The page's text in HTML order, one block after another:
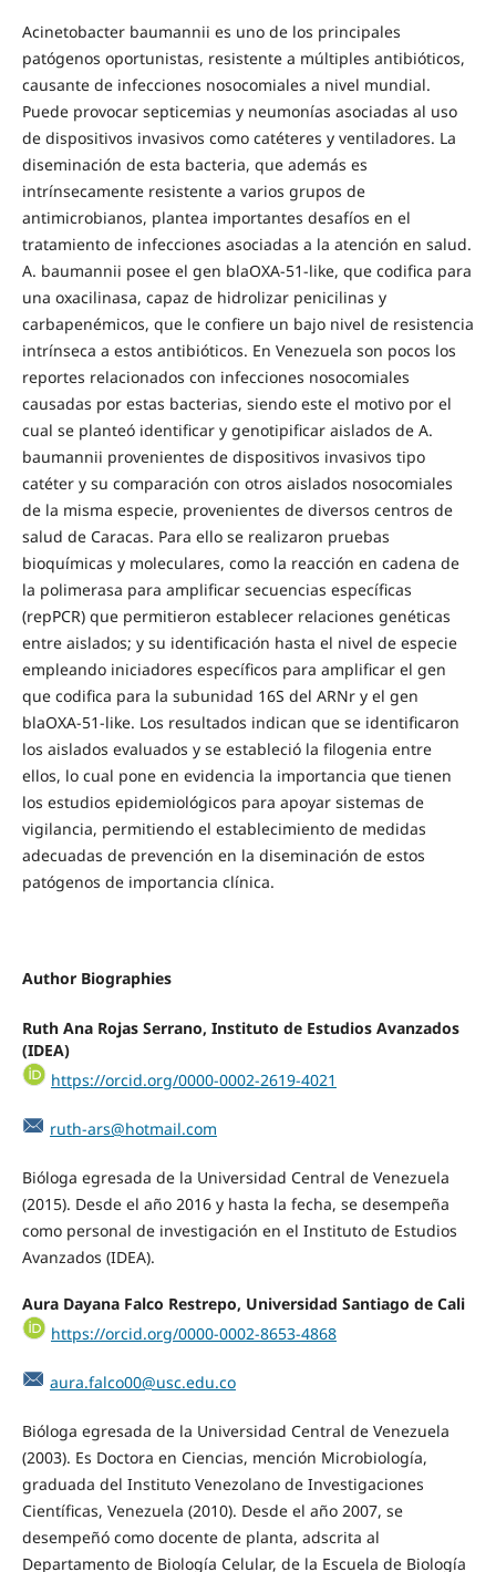
Acinetobacter baumannii es uno de los principales
patógenos oportunistas, resistente a múltiples antibióticos,
causante de infecciones nosocomiales a nivel mundial.
Puede provocar septicemias y neumonías asociadas al uso
de dispositivos invasivos como catéteres y ventiladores. La
diseminación de esta bacteria, que además es
intrínsecamente resistente a varios grupos de
antimicrobianos, plantea importantes desafíos en el
tratamiento de infecciones asociadas a la atención en salud.
A. baumannii posee el gen blaOXA-51-like, que codifica para
una oxacilinasa, capaz de hidrolizar penicilinas y
carbapenémicos, que le confiere un bajo nivel de resistencia
intrínseca a estos antibióticos. En Venezuela son pocos los
reportes relacionados con infecciones nosocomiales
causadas por estas bacterias, siendo este el motivo por el
cual se planteó identificar y genotipificar aislados de A.
baumannii provenientes de dispositivos invasivos tipo
catéter y su comparación con otros aislados nosocomiales
de la misma especie, provenientes de diversos centros de
salud de Caracas. Para ello se realizaron pruebas
bioquímicas y moleculares, como la reacción en cadena de
la polimerasa para amplificar secuencias específicas
(repPCR) que permitieron establecer relaciones genéticas
entre aislados; y su identificación hasta el nivel de especie
empleando iniciadores específicos para amplificar el gen
que codifica para la subunidad 16S del ARNr y el gen
blaOXA-51-like. Los resultados indican que se identificaron
los aislados evaluados y se estableció la filogenia entre
ellos, lo cual pone en evidencia la importancia que tienen
los estudios epidemiológicos para apoyar sistemas de
vigilancia, permitiendo el establecimiento de medidas
adecuadas de prevención en la diseminación de estos
patógenos de importancia clínica.
Author Biographies
Ruth Ana Rojas Serrano, Instituto de Estudios Avanzados
(IDEA)
https://orcid.org/0000-0002-2619-4021
ruth-ars@hotmail.com
Bióloga egresada de la Universidad Central de Venezuela
(2015). Desde el año 2016 y hasta la fecha, se desempeña
como personal de investigación en el Instituto de Estudios
Avanzados (IDEA).
Aura Dayana Falco Restrepo, Universidad Santiago de Cali
https://orcid.org/0000-0002-8653-4868
aura.falco00@usc.edu.co
Bióloga egresada de la Universidad Central de Venezuela
(2003). Es Doctora en Ciencias, mención Microbiología,
graduada del Instituto Venezolano de Investigaciones
Científicas, Venezuela (2010). Desde el año 2007, se
desempeñó como docente de planta, adscrita al
Departamento de Biología Celular, de la Escuela de Biología